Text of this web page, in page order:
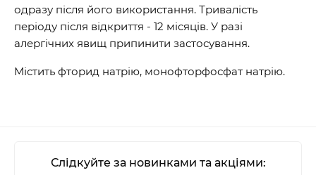
одразу після його використання. Тривалість
періоду після відкриття - 12 місяців. У разі
алергічних явищ припинити застосування.
Містить фторид натрію, монофторфосфат натрію.
Слідкуйте за новинками та акціями: